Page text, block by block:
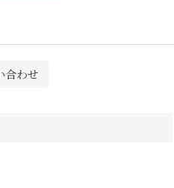
合わせ